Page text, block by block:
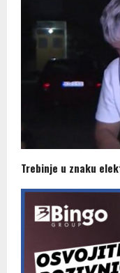
Trebinje u znaku